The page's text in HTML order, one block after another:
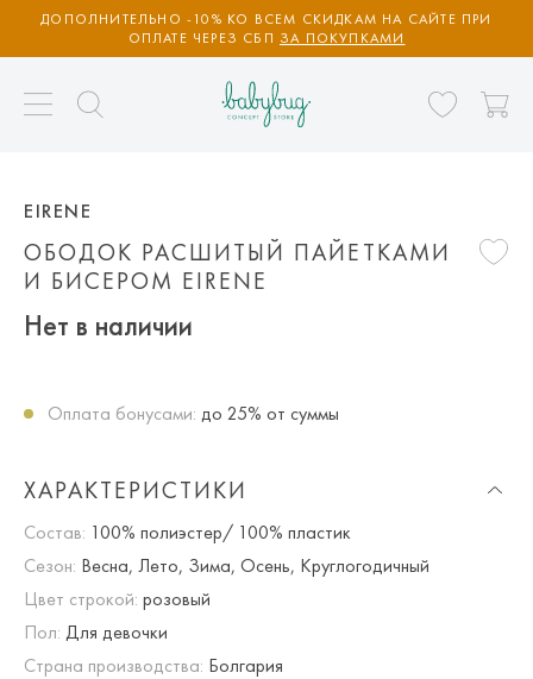
ДОПОЛНИТЕЛЬНО -10% КО ВСЕМ СКИДКАМ НА САЙТЕ ПРИ
ОПЛАТЕ ЧЕРЕЗ СБП ЗА ПОКУПКАМИ
ОБОДОК РАСШИТЫЙ ПАЙЕТКАМИ
И БИСЕРОМ EIRENE
EIRENE
Нет в наличии
Оплата бонусами: до 25% от суммы
ХАРАКТЕРИСТИКИ
Состав: 100% полиэстер/ 100% пластик
Сезон: Весна, Лето, Зима, Осень, Круглогодичный
Цвет строкой: розовый
Пол: Для девочки
Страна производства: Болгария